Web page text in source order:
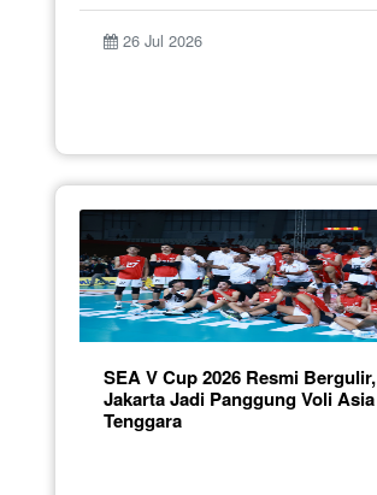
26 Jul 2026
SEA V Cup 2026 Resmi Bergulir,
Jakarta Jadi Panggung Voli Asia
Tenggara